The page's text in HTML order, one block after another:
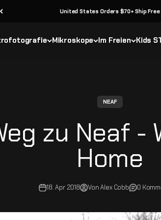
United States Orders $70+ Ship Free
Mikroskope Im Freien Kids
NEAF
zu Neaf -
Home
18. Apr 2018 Von Alex Cobb 0